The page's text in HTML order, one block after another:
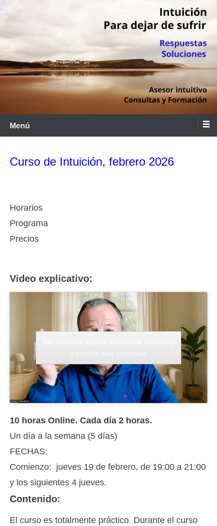
Menú
Curso de Intuición, febrero 2026
Horarios
Programa
Precios
Video explicativo:
10 horas Online. Cada día 2 horas.
Un día a la semana (5 días)
FECHAS:
Comienzo: jueves 19 de febrero, de 19:00 a 21:00
y los siguientes 4 jueves.
Contenido:
El curso es totalmente práctico. Durante el curso